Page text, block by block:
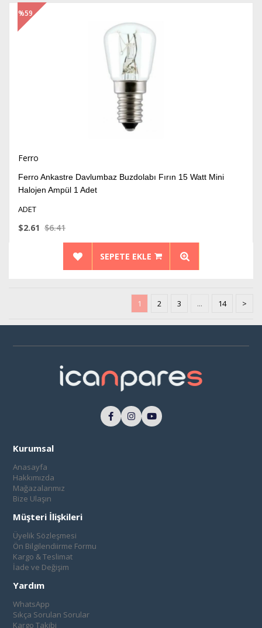
Ferro
Ferro Ankastre Davlumbaz Buzdolabı Fırın 15 Watt Mini
Halojen Ampül 1 Adet
ADET
$2.61 $6.41
SEPETE EKLE
%59
1 2 3 ... 14 >
Kurumsal
Anasayfa
Hakkımızda
Mağazalarımız
Bize Ulaşın
Müşteri İlişkileri
Üyelik Sözleşmesi
Ön Bilgilendiirme Formu
Kargo & Teslimat
İade ve Değişim
Yardım
WhatsApp
Sıkça Sorulan Sorular
Kargo Takibi